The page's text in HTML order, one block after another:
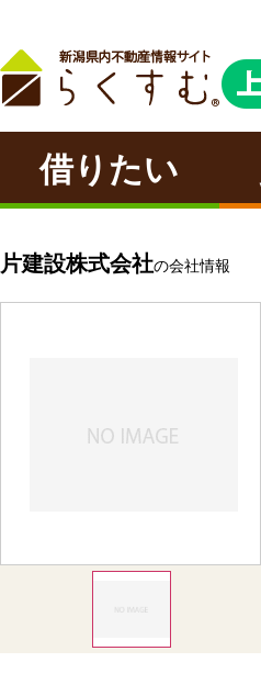
借りたい
片建設株式会社の会社情報